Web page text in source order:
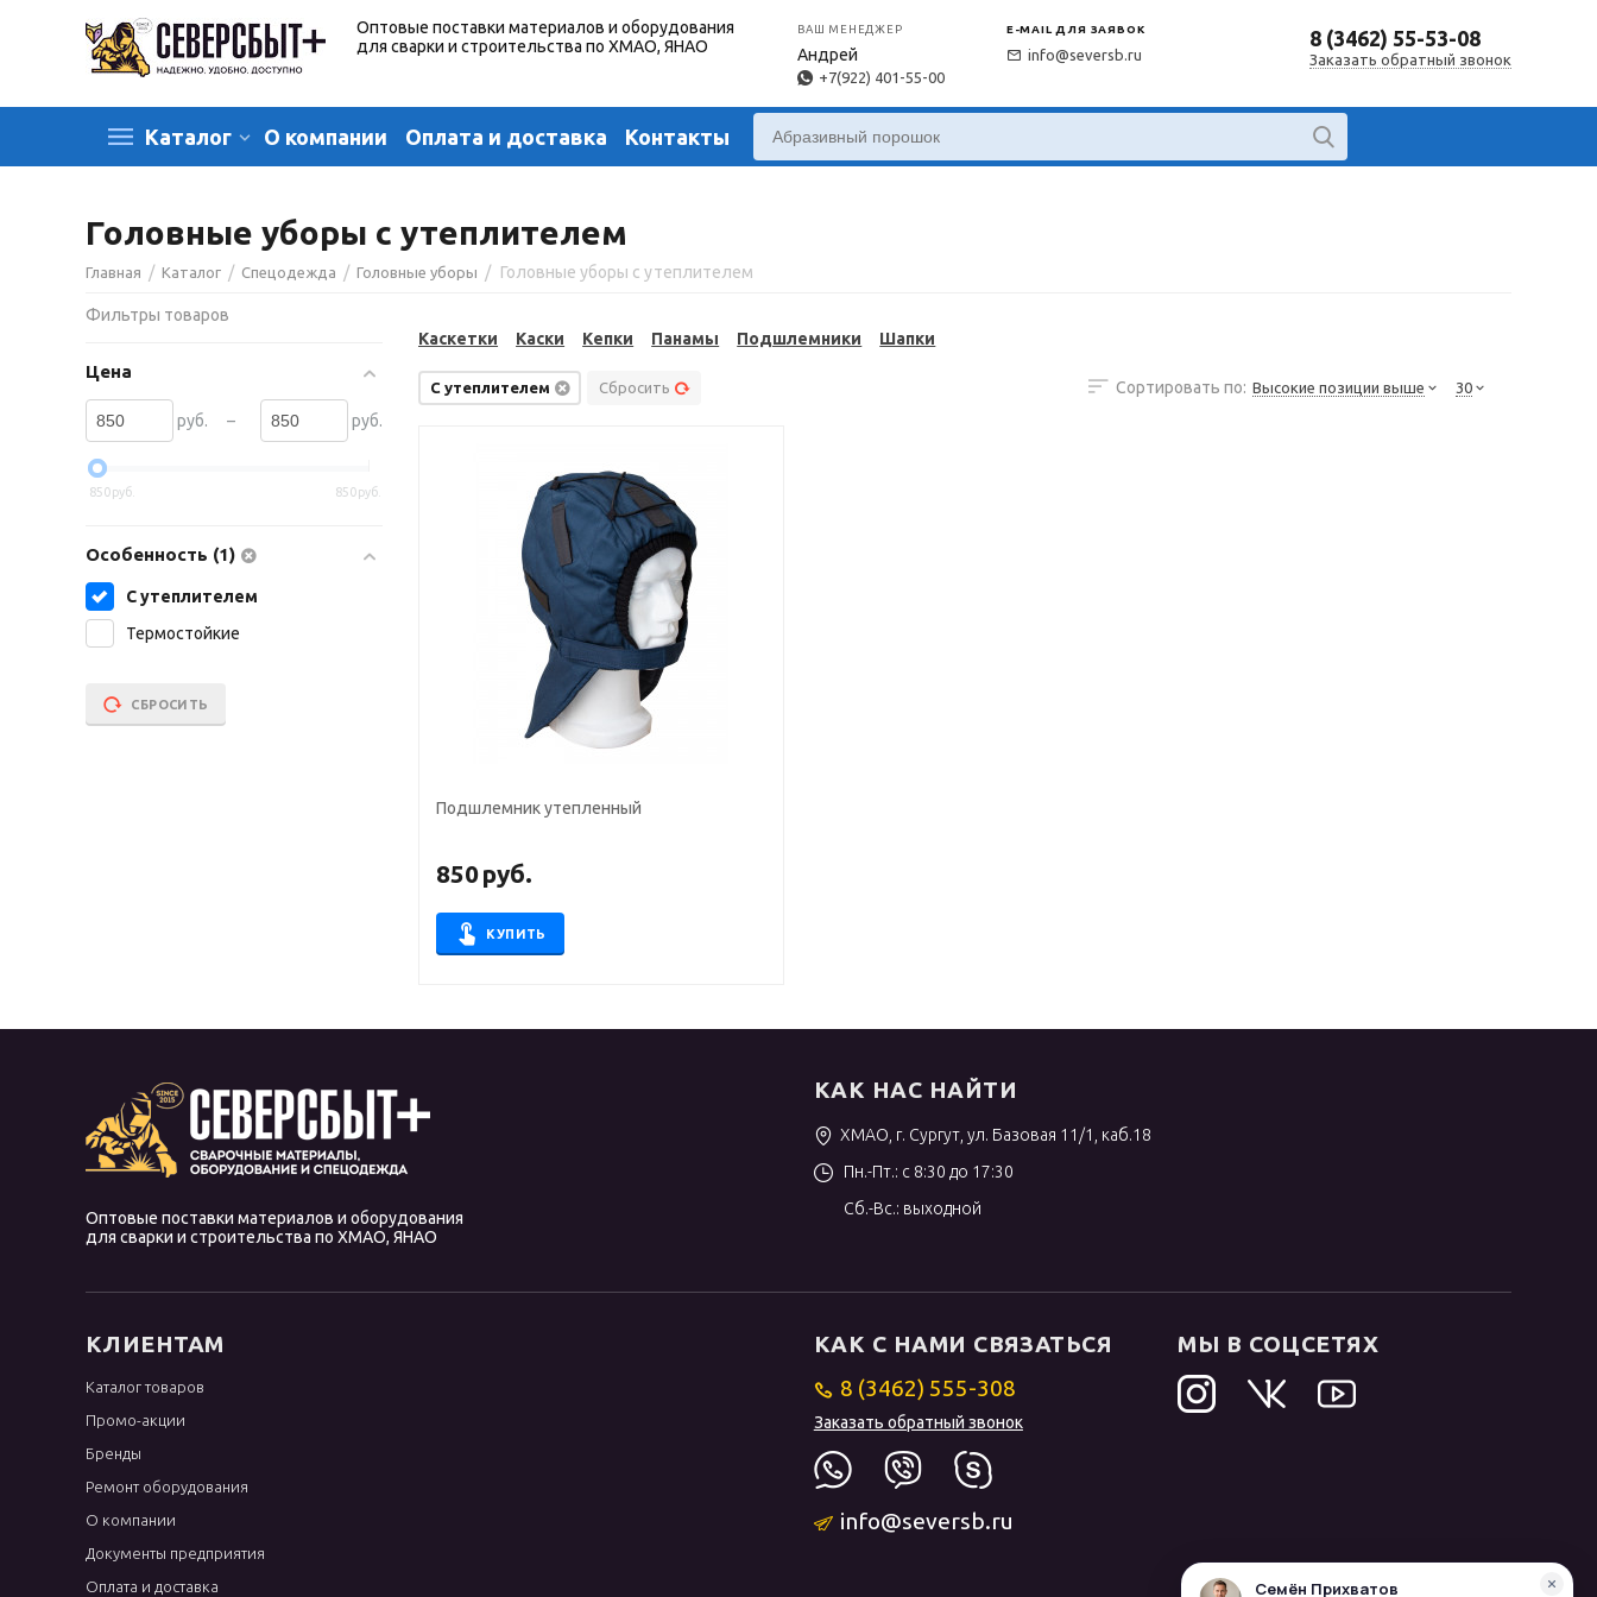
Оптовые поставки материалов и оборудования
для сварки и строительства по ХМАО, ЯНАО
ВАШ МЕНЕДЖЕР
Андрей
+7(922) 401-55-00
E-MAIL ДЛЯ ЗАЯВОК
info@seversb.ru
8 (3462) 55-53-08
Заказать обратный звонок
Каталог О компании Оплата и доставка Контакты
Головные уборы с утеплителем
Главная / Каталог / Спецодежда / Головные уборы / Головные уборы с утеплителем
Каскетки Каски Кепки Панамы Подшлемники Шапки
С утеплителем Сбросить Сортировать по: Высокие позиции выше 30
Подшлемник утепленный
850руб.
КУПИТЬ
Фильтры товаров
Цена
руб. – руб.
850руб. 850руб.
Особенность (1)
С утеплителем
Термостойкие
СБРОСИТЬ
Оптовые поставки материалов и оборудования
для сварки и строительства по ХМАО, ЯНАО
КАК НАС НАЙТИ
ХМАО, г. Сургут, ул. Базовая 11/1, каб.18
Пн.-Пт.: с 8:30 до 17:30
Сб.-Вс.: выходной
КЛИЕНТАМ
Каталог товаров
Промо-акции
Бренды
Ремонт оборудования
О компании
Документы предприятия
Оплата и доставка
КАК С НАМИ СВЯЗАТЬСЯ
8 (3462) 555-308
Заказать обратный звонок
info@seversb.ru
МЫ В СОЦСЕТЯХ